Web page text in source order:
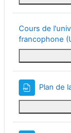
Cours de
francophone
Plan de